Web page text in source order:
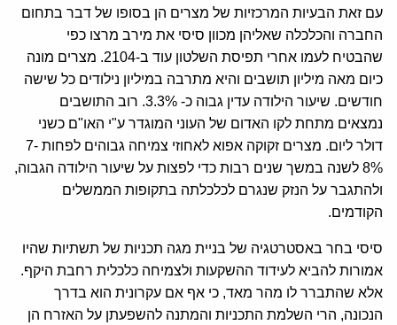
עם זאת הבעיות המרכזיות של מצרים הן בסופו של דבר בתחום
החברה והכלכלה שאליהן מכוון סיסי את מירב מרצו כפי
שהבטיח לעמו אחרי תפיסת השלטון עוד ב-2104. מצרים מונה
כיום מאה מיליון תושבים והיא מתרבה במיליון נילודים כל שישה
חודשים. שיעור הילודה עדין גבוה כ- 3.3%. רוב התושבים
נמצאים מתחת לקו האדום של העוני המוגדר ע"י האו"ם כשני
דולר ליום. מצרים זקוקה אפוא לאחוזי צמיחה גבוהים לפחות 7-
8% לשנה במשך שנים רבות כדי לפצות על שיעור הילודה הגבוה,
ולהתגבר על הנזק שנגרם לכלכלתה בתקופות הממשלים
הקודמים.
סיסי בחר באסטרטגיה של בניית מגה תכניות של תשתיות שהיו
אמורות להביא לעידוד ההשקעות ולצמיחה כלכלית רחבת היקף.
אלא שהתברר לו מהר מאד, כי אף אם עקרונית הוא בדרך
הנכונה, הרי השלמת התכניות והמתנה להשפעתן על האזרח הן